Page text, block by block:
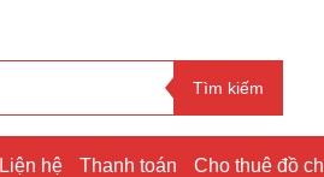
Tìm kiếm
Liện hệ Thanh toán Cho thuê đồ